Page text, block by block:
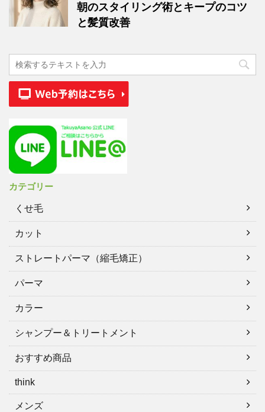
朝のスタイリング術とキープのコツ
と髪質改善
カテゴリー
くせ毛
カット
ストレートパーマ（縮毛矯正）
パーマ
カラー
シャンプー＆トリートメント
おすすめ商品
think
メンズ